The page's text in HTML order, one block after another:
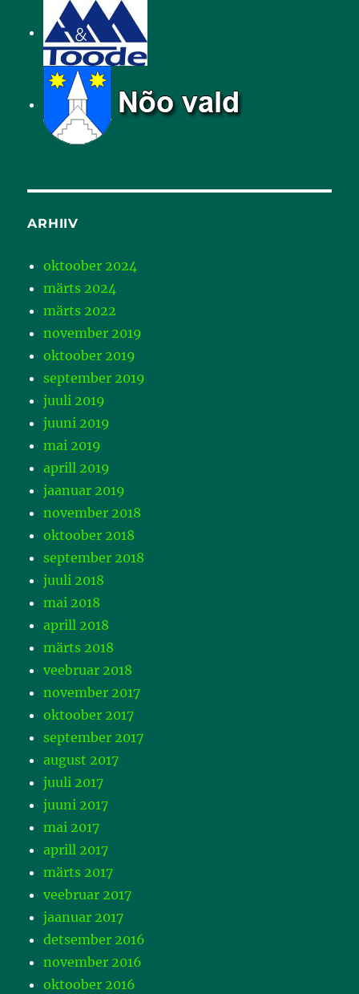
ARHIIV
oktoober 2024
märts 2024
märts 2022
november 2019
oktoober 2019
september 2019
juuli 2019
juuni 2019
mai 2019
aprill 2019
jaanuar 2019
november 2018
oktoober 2018
september 2018
juuli 2018
mai 2018
aprill 2018
märts 2018
veebruar 2018
november 2017
oktoober 2017
september 2017
august 2017
juuli 2017
juuni 2017
mai 2017
aprill 2017
märts 2017
veebruar 2017
jaanuar 2017
detsember 2016
november 2016
oktoober 2016